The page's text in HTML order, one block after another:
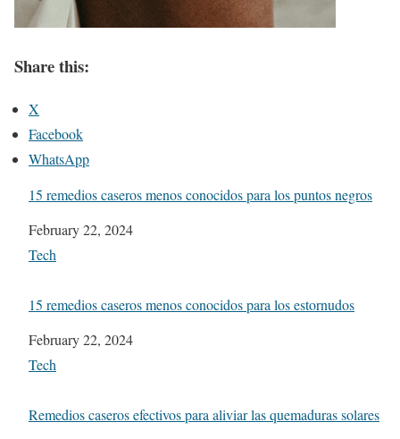
Share this:
X
Facebook
WhatsApp
15 remedios caseros menos conocidos para los puntos negros
Date
February 22, 2024
In relation to
Tech
15 remedios caseros menos conocidos para los estornudos
Date
February 22, 2024
In relation to
Tech
Remedios caseros efectivos para aliviar las quemaduras solares